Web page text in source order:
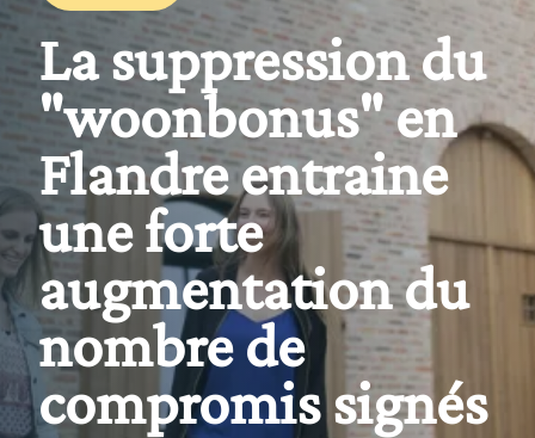
Entreprendre
Le notaire
Calculateurs
La suppression du
"woonbonus" en
Flandre entraine
une forte
augmentation du
nombre de
compromis signés